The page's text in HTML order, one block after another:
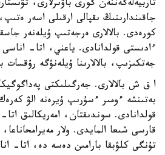
تاربيەلەگەننەن گورى باۋىرلارى،
جاقىندارىنىڭ ىقپالى ارقىلى اسەر
كورەدى. بالالارى ەرجەتىپ ۇيلەنەر
ءادىستى قولدانادى. ياعني، اتا-
جەتكىزىپ، بالالارىنا ۇيلەنۋگە رۇقسات
ا ق ش بالالارى. جەرگىلىكتى
بەتىنشە ءومىر ءسۇرىپ ۇيرەنە الۋ
قولدانادى. سوندىقتان، امەريكالىق اتا-
قارسى شىعا المايدى. ولار
تۇنگى كلۋبقا بارامىن دەسە دە، اتا-